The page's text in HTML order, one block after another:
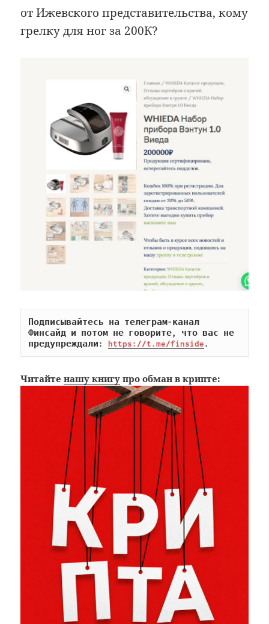
от Ижевского представительства, кому
грелку для ног за 200К?
Подписывайтесь на телеграм-канал
Финсайд и потом не говорите, что вас не
предупреждали: https://t.me/finside.
Читайтенашу книгу про обман в крипте: